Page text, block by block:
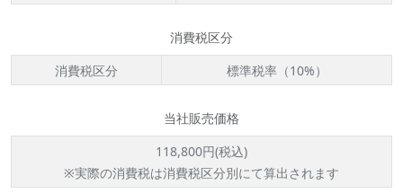
消費税区分
消費税区分
標準税率（10%）
当社販売価格
118,800円(税込)
※実際の消費税は消費税区分別にて算出されます